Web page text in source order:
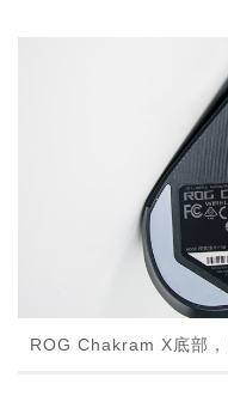
ROG Chakram X底部，